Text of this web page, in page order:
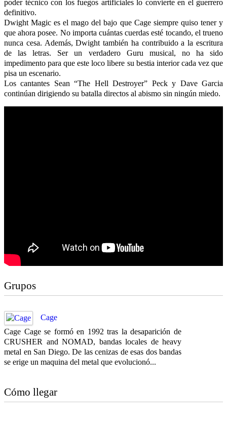
poder técnico con los fuegos artificiales lo convierte en el guerrero
definitivo.
Dwight Magic es el mago del bajo que Cage siempre quiso tener y
que ahora posee. No importa cuántas cuerdas esté tocando, el trueno
nunca cesa. Además, Dwight también ha contribuido a la escritura
de las letras. Ser un verdadero Guru musical, no ha sido
impedimento para que este loco libere su bestia interior cada vez que
pisa un escenario.
Los cantantes Sean “The Hell Destroyer” Peck y Dave Garcia
continúan dirigiendo su batalla directos al abismo sin ningún miedo.
Grupos
Cage
Cage Cage se formó en 1992 tras la desaparición de
CRUSHER and NOMAD, bandas locales de heavy
metal en San Diego. De las cenizas de esas dos bandas
se erige un maquina del metal que evolucionó...
Cómo llegar